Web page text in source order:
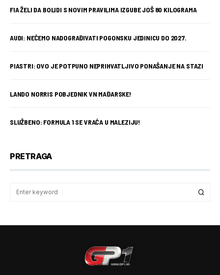
FIA ŽELI DA BOLIDI S NOVIM PRAVILIMA IZGUBE JOŠ 80 KILOGRAMA
AUDI: NEĆEMO NADOGRAĐIVATI POGONSKU JEDINICU DO 2027.
PIASTRI: OVO JE POTPUNO NEPRIHVATLJIVO PONAŠANJE NA STAZI
LANDO NORRIS POBJEDNIK VN MAĐARSKE!
SLUŽBENO: FORMULA 1 SE VRAĆA U MALEZIJU!
PRETRAGA